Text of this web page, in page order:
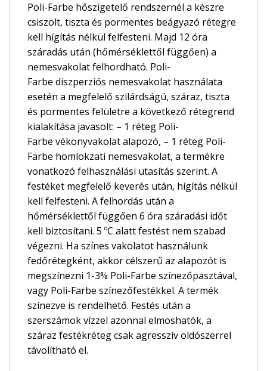
Poli-Farbe hőszigetelő rendszernél a készre
csiszolt, tiszta és pormentes beágyazó rétegre
kell hígítás nélkül felfesteni. Majd 12 óra
száradás után (hőmérséklettől függően) a
nemesvakolat felhordható. Poli-
Farbe diszperziós nemesvakolat használata
esetén a megfelelő szilárdságú, száraz, tiszta
és pormentes felületre a következő rétegrend
kialakítása javasolt: – 1 réteg Poli-
Farbe vékonyvakolat alapozó, – 1 réteg Poli-
Farbe homlokzati nemesvakolat, a termékre
vonatkozó felhasználási utasítás szerint. A
festéket megfelelő keverés után, hígítás nélkül
kell felfesteni. A felhordás után a
hőmérséklettől függően 6 óra száradási időt
kell biztosítani. 5 ºC alatt festést nem szabad
végezni. Ha színes vakolatot használunk
fedőrétegként, akkor célszerű az alapozót is
megszínezni 1-3% Poli-Farbe színezőpasztával,
vagy Poli-Farbe színezőfestékkel. A termék
színezve is rendelhető. Festés után a
szerszámok vízzel azonnal elmoshatók, a
száraz festékréteg csak agresszív oldószerrel
távolítható el.